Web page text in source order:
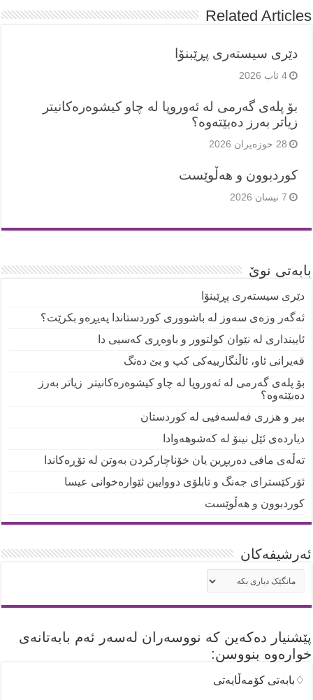
Related Articles
دێری سیستەری پڕێبنۆا
4 ئاب 2026
بۆ پلەی گەرمی لە ئەوروپا لە چاو کیشوەرەکانیتر
زیاتر بەرز دەبێتەوە؟
28 حوزه‌یران 2026
کوردبوون و هەڵوێست
7 نیسان 2026
بابەتی نوێ
دێری سیستەری پڕێبنۆا
ئەگەر وزەی سەوز لە باشووری کوردستاندا پەیڕەو بکرێت؟
ئایینداری لە نێوان کولتوور و باوەڕی کەسیی دا
قەیرانی ئاو، ئاڵنگارییەکی کپ و بێ دەنگ
بۆ پلەی گەرمی لە ئەوروپا لە چاو کیشوەرەکانیتر زیاتر بەرز
دەبێتەوە؟
بیر و هزری فەلسەفیی لە کوردستان
دیاردەی ئێل نینۆ لە کەشوهەوادا
تەڵەی مافی دەربڕین یان خۆناچارکردن بەوتن لە تۆڕەکاندا
ئۆرکێسترای جەنگ و تابلۆی دووایین ئێوارەخوانی عیسا
کوردبوون و هەڵوێست
ئه‌رشیفه‌کان
ئه‌رشیفه‌کان
پێشنیار دەکەین کە نووسەران لەسەر ئەم بابەتانەی
خوارەوە بنووسن:
♢بابەتی کۆمەڵایەتی